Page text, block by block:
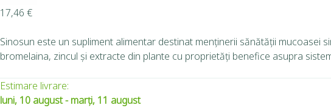
17,46 €
Sinosun este un supliment alimentar destinat menținerii sănătății
bromelaina, zincul și extracte din plante cu proprietăți benefice asupra
Estimare livrare:
luni, 10 august - marți, 11 august